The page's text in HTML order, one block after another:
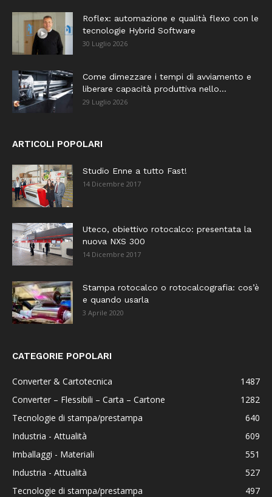
Roflex: automazione e qualità flexo con le
tecnologie Hybrid Software
30 Luglio 2026
Come dimezzare i tempi di avviamento e
liberare capacità produttiva nello...
29 Luglio 2026
ARTICOLI POPOLARI
Studio Enne a tutto Fast!
14 Dicembre 2017
Uteco, obiettivo rotocalco: presentata la
nuova NXS 300
14 Dicembre 2017
Stampa rotocalco o rotocalcografia: cos’è
e quando usarla
3 Aprile 2020
CATEGORIE POPOLARI
Converter & Cartotecnica
1487
Converter – Flessibili – Carta – Cartone
1282
Tecnologie di stampa/prestampa
640
Industria - Attualità
609
Imballaggi - Materiali
551
Industria - Attualità
527
Tecnologie di stampa/prestampa
497